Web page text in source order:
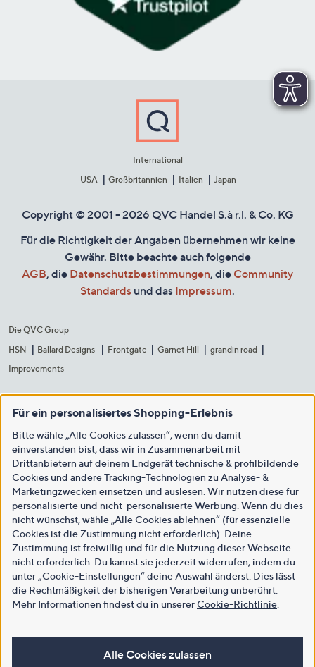
International
USA
Großbritannien Italien Japan
Copyright © 2001 - 2026 QVC Handel S.à r.l. & Co. KG
Für die Richtigkeit der Angaben übernehmen wir keine
Gewähr. Bitte beachte auch folgende
AGB, die Datenschutzbestimmungen, die Community
Standards und das Impressum.
Die QVC Group
HSN
Ballard Designs Frontgate Garnet Hill
grandin road
Improvements
Für ein personalisiertes Shopping-Erlebnis
Bitte wähle „Alle Cookies zulassen“, wenn du damit
einverstanden bist, dass wir in Zusammenarbeit mit
Drittanbietern auf deinem Endgerät technische & profilbildende
Cookies und andere Tracking-Technologien zu Analyse- &
Marketingzwecken einsetzen und auslesen. Wir nutzen diese für
personalisierte und nicht-personalisierte Werbung. Wenn du dies
nicht wünschst, wähle „Alle Cookies ablehnen“ (für essenzielle
Cookies ist die Zustimmung nicht erforderlich). Deine
Zustimmung ist freiwillig und für die Nutzung dieser Webseite
nicht erforderlich. Du kannst sie jederzeit widerrufen, indem du
unter „Cookie-Einstellungen“ deine Auswahl änderst. Dies lässt
die Rechtmäßigkeit der bisherigen Verarbeitung unberührt.
Mehr Informationen findest du in unsererCookie-Richtlinie
Alle Cookies zulassen